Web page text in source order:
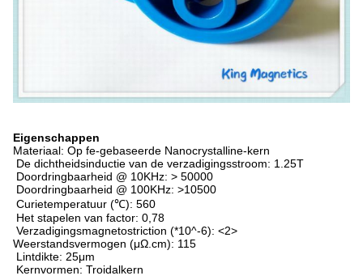
Eigenschappen
Materiaal: Op fe-gebaseerde Nanocrystalline-kern
De dichtheidsinductie van de verzadigingsstroom: 1.25T
Doordringbaarheid @ 10KHz: > 50000
Doordringbaarheid @ 100KHz: >10500
Curietemperatuur (℃): 560
Het stapelen van factor: 0,78
Verzadigingsmagnetostriction (*10^-6): <2>
Weerstandsvermogen (μΩ.cm): 115
Lintdikte: 25μm
Kernvormen: Troidalkern